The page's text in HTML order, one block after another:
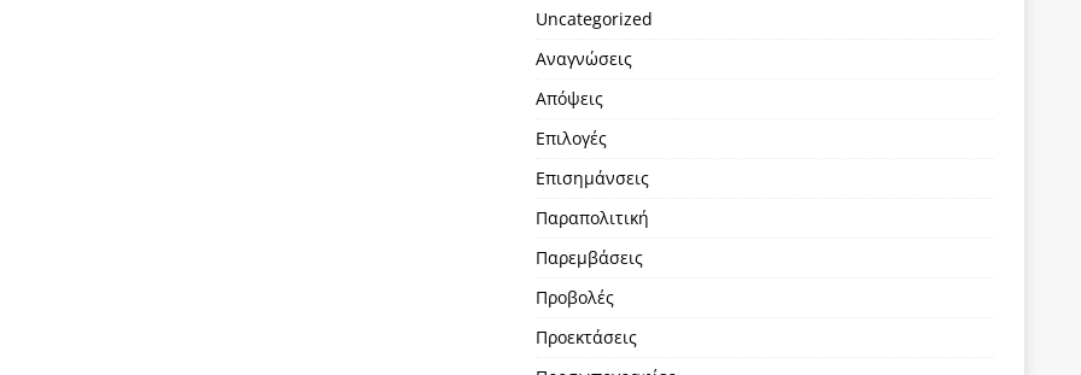
Uncategorized
Αναγνώσεις
Απόψεις
Επιλογές
Επισημάνσεις
Παραπολιτική
Παρεμβάσεις
Προβολές
Προεκτάσεις